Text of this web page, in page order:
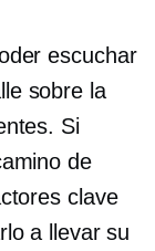
escuchar
sobre la
Si
de
clave
a llevar su